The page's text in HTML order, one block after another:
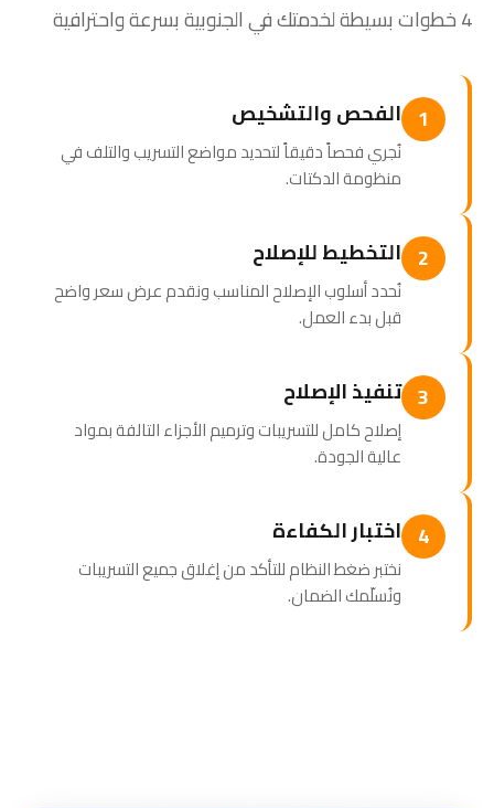
4 خطوات بسيطة لخدمتك في الجنوبية بسرعة واحترافية
1 الفحص والتشخيص
نُجري فحصاً دقيقاً لتحديد مواضع التسريب والتلف في
منظومة الدكتات.
2 التخطيط للإصلاح
نُحدد أسلوب الإصلاح المناسب ونقدم عرض سعر واضح
قبل بدء العمل.
3 تنفيذ الإصلاح
إصلاح كامل للتسريبات وترميم الأجزاء التالفة بمواد
عالية الجودة.
4 اختبار الكفاءة
نختبر ضغط النظام للتأكد من إغلاق جميع التسريبات
ونُسلّمك الضمان.